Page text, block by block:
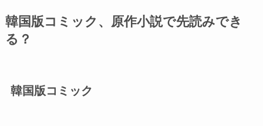
韓国版コミック、原作小説で先読みでき
る？
韓国版コミック